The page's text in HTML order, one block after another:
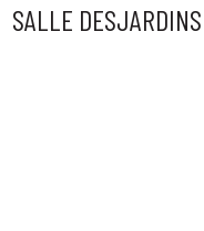
SALLE DESJARDINS